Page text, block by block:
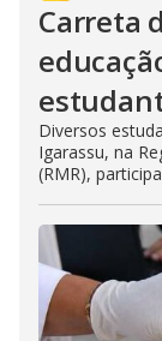
Carreta
Diversos
Igarassu, na
(RMR),